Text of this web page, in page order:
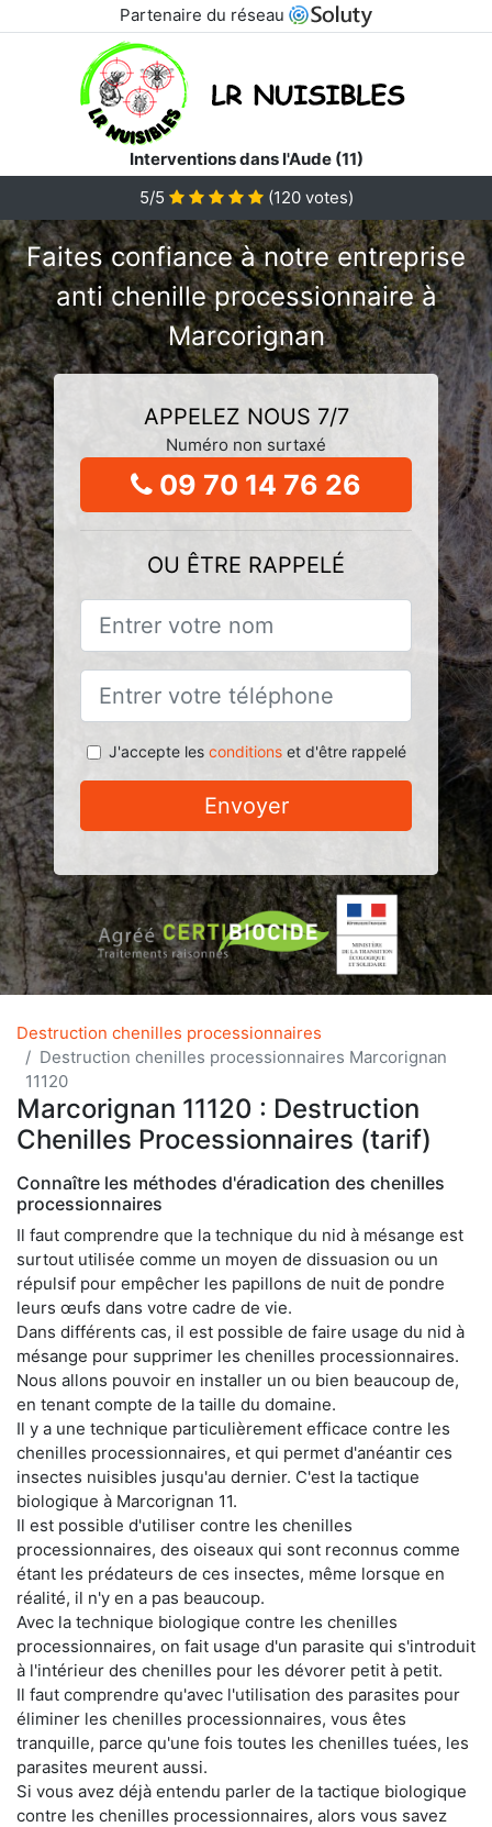
Partenaire du réseau
Interventions dans l'Aude (11)
5/5
(120votes)
Faites confiance à notre entreprise
anti chenille processionnaire à
Marcorignan
APPELEZ NOUS 7/7
Numéro non surtaxé
09 70 14 76 26
OU ÊTRE RAPPELÉ
J'accepte les conditionset d'être rappelé
Envoyer
Destruction chenilles processionnaires
Destruction chenilles processionnaires Marcorignan
11120
Marcorignan 11120 : Destruction
Chenilles Processionnaires (tarif)
Connaître les méthodes d'éradication des chenilles
processionnaires
Il faut comprendre que la technique du nid à mésange est
surtout utilisée comme un moyen de dissuasion ou un
répulsif pour empêcher les papillons de nuit de pondre
leurs œufs dans votre cadre de vie.
Dans différents cas, il est possible de faire usage du nid à
mésange pour supprimer les chenilles processionnaires.
Nous allons pouvoir en installer un ou bien beaucoup de,
en tenant compte de la taille du domaine.
Il y a une technique particulièrement efficace contre les
chenilles processionnaires, et qui permet d'anéantir ces
insectes nuisibles jusqu'au dernier. C'est la tactique
biologique à Marcorignan 11.
Il est possible d'utiliser contre les chenilles
processionnaires, des oiseaux qui sont reconnus comme
étant les prédateurs de ces insectes, même lorsque en
réalité, il n'y en a pas beaucoup.
Avec la technique biologique contre les chenilles
processionnaires, on fait usage d'un parasite qui s'introduit
à l'intérieur des chenilles pour les dévorer petit à petit.
Il faut comprendre qu'avec l'utilisation des parasites pour
éliminer les chenilles processionnaires, vous êtes
tranquille, parce qu'une fois toutes les chenilles tuées, les
parasites meurent aussi.
Si vous avez déjà entendu parler de la tactique biologique
contre les chenilles processionnaires, alors vous savez